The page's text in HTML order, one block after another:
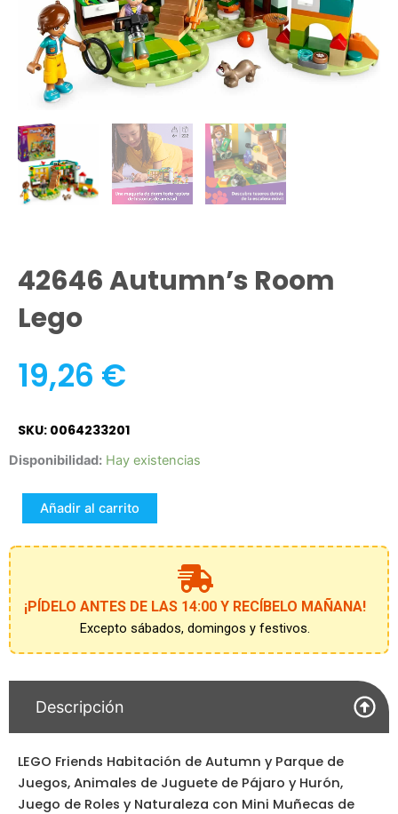
42646 Autumn’s Room
Lego
19,26 €
SKU: 0064233201
Disponibilidad: Hay existencias
42646
Room
cantidad
Añadir al carrito
¡PÍDELO ANTES DE LAS 14:00 Y RECÍBELO MAÑANA!
Excepto sábados, domingos y festivos.
Descripción
LEGO Friends Habitación de Autumn y Parque de
Juegos, Animales de Juguete de Pájaro y Hurón,
Juego de Roles y Naturaleza con Mini Muñecas de